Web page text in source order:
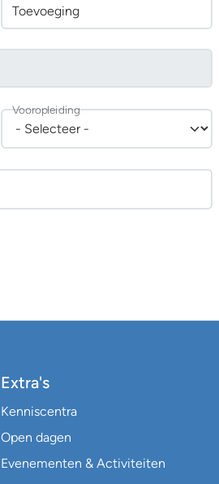
Toevoeging
Vooropleiding
Extra's
Kenniscentra
Open dagen
Evenementen & Activiteiten